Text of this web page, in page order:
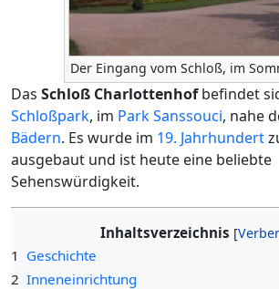
Der Eingang vom Schloß, im
Das Schloß Charlottenhofbefindet
Schloßpark, im Park Sanssouci, nahe
Bädern. Es wurde im 19. Jahrhundert
ausgebaut und ist heute eine beliebte
Sehenswürdigkeit.
Inhaltsverzeichnis
1 Geschichte
2 Inneneinrichtung